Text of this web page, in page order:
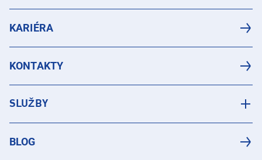
KARIÉRA
KONTAKTY
SLUŽBY
BLOG